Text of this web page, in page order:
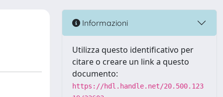
Informazioni
Utilizza questo identificativo per
citare o creare un link a questo
documento:
https://hdl.handle.net/20.500.123